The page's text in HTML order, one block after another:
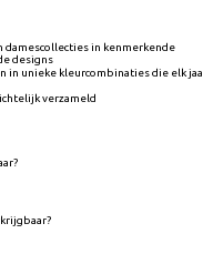
in kenmerkende
designs
in unieke kleurcombinaties die elk
verzameld